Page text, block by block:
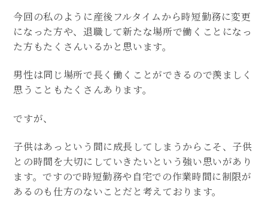
今回の私のように産後フルタイムから時短勤務に変更
になった方や、退職して新たな場所で働くことになっ
た方もたくさんいるかと思います。
男性は同じ場所で長く働くことができるので羨ましく
思うこともたくさんあります。
ですが、
子供はあっという間に成長してしまうからこそ、子供
との時間を大切にしていきたいという強い思いがあり
ます。ですので時短勤務や自宅での作業時間に制限が
あるのも仕方のないことだと考えております。